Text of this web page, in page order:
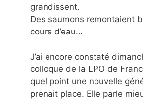
grandissent.
Des saumons remontaient
cours d’eau…
J’ai encore constaté
colloque de la LPO de
quel point une nouvelle
prenait place. Elle parle